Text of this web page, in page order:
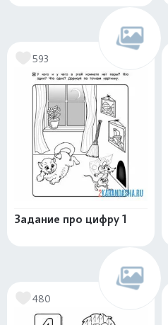
593
Задание про цифру 1
480